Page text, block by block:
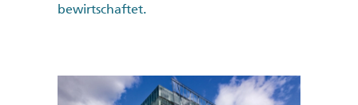
bewirtschaftet.